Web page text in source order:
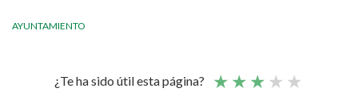
AYUNTAMIENTO
¿Te ha sido útil esta página?